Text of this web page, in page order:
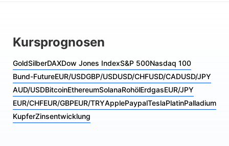
Kursprognosen
GoldSilberDAXDow Jones IndexS&P 500Nasdaq 100
Bund-FutureEUR/USDGBP/USDUSD/CHFUSD/CADUSD/JPY
AUD/USDBitcoinEthereumSolanaRohölErdgasEUR/JPY
EUR/CHFEUR/GBPEUR/TRYApplePaypalTeslaPlatinPalladium
KupferZinsentwicklung